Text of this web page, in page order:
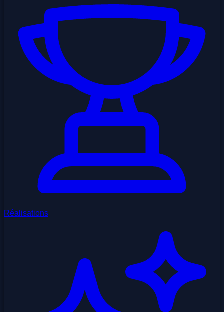
Réalisations